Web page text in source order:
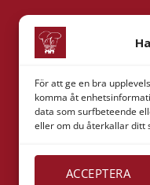
För att ge en bra
komma åt
data som surfbeteende
eller om du återkallar ditt
ACCEPTERA
Verner & Verner
Nordstan AB
Lilla
11
411 05 Göteborg